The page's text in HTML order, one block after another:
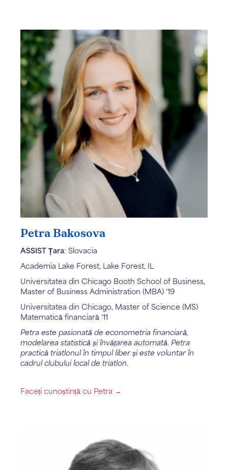
Petra Bakosova
ASSIST Țara: Slovacia
Academia Lake Forest, Lake Forest, IL
Universitatea din Chicago Booth School of Business,
Master of Business Administration (MBA) ‘19
Universitatea din Chicago, Master of Science (MS)
Matematică financiară ‘11
Petra este pasionată de econometria financiară,
modelarea statistică și învățarea automată. Petra
practică triatlonul în timpul liber și este voluntar în
cadrul clubului local de triatlon.
Faceți cunoștință cu Petra →